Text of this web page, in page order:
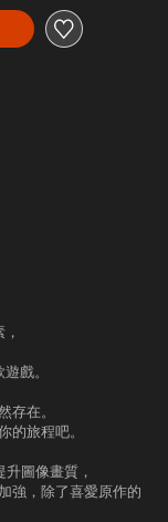
戲。
存在。
的旅程吧。
圖像畫質，
強，除了喜愛原作的